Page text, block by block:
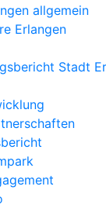
allgemein
Erlangen
Stadt